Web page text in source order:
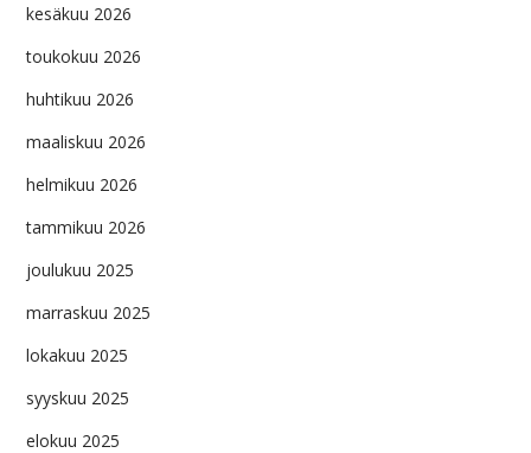
kesäkuu 2026
toukokuu 2026
huhtikuu 2026
maaliskuu 2026
helmikuu 2026
tammikuu 2026
joulukuu 2025
marraskuu 2025
lokakuu 2025
syyskuu 2025
elokuu 2025